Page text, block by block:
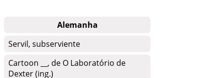
Alemanha
Servil, subserviente
Cartoon __, de O Laboratório de
Dexter (ing.)